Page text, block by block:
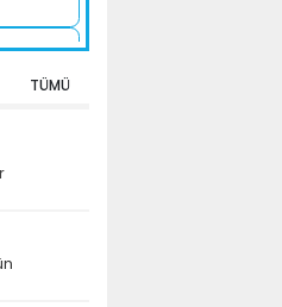
TÜMÜ